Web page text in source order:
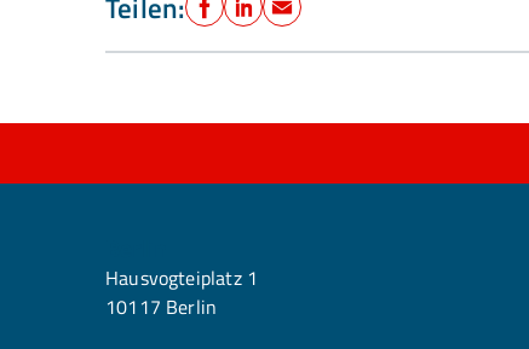
Facebook
LinkedIn
E-Mail
Hausvogteiplatz 1
10117 Berlin